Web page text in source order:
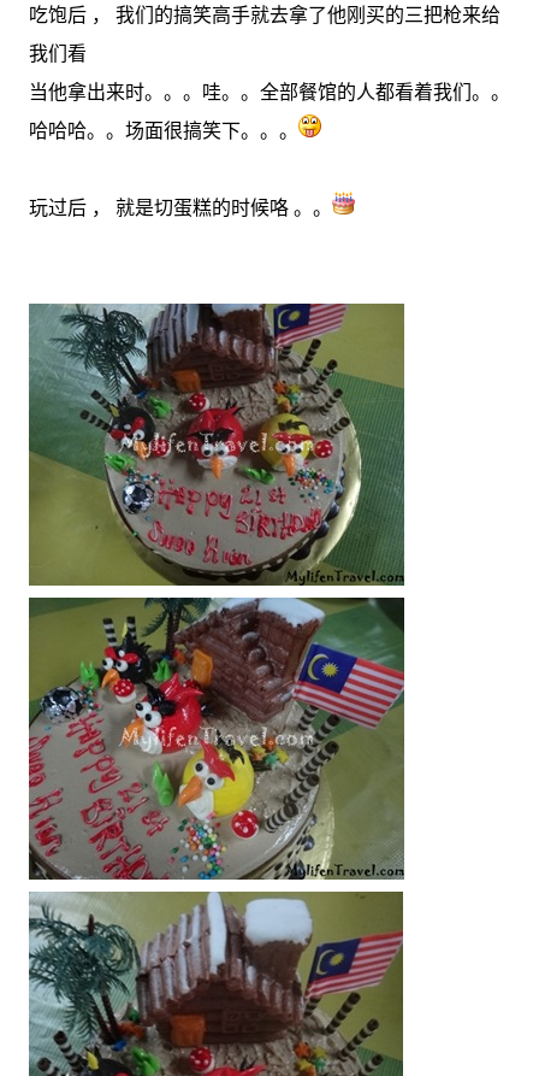
吃饱后 ， 我们的搞笑高手就去拿了他刚买的三把枪来给
我们看
当他拿出来时。。。哇。。全部餐馆的人都看着我们。。
哈哈哈。。场面很搞笑下。。。
玩过后 ， 就是切蛋糕的时候咯 。。